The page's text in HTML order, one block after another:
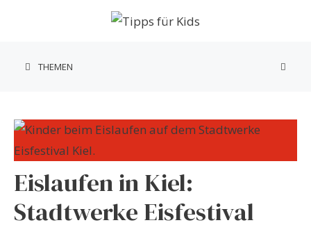
THEMEN
Eislaufen in Kiel:
Stadtwerke Eisfestival